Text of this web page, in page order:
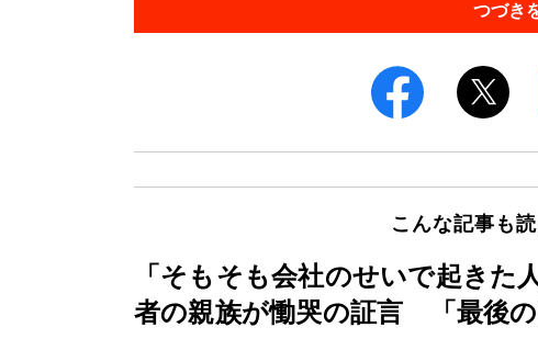
つづき
こんな記事も
「そもそも会社のせいで起き
者の親族が慟哭の証言 「最後